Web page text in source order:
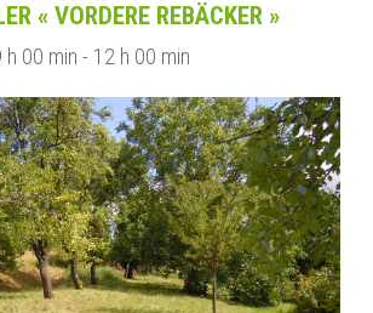
« VORDERE REBÄCKER »
h 00 min - 12 h 00 min